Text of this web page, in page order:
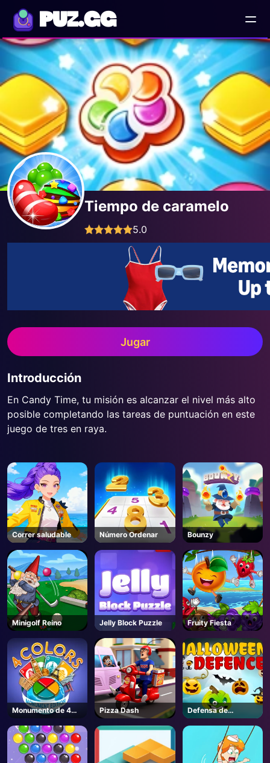
PUZ.GG
Tiempo de caramelo
5.0
Jugar
Introducción
En Candy Time, tu misión es alcanzar el nivel más alto
posible completando las tareas de puntuación en este
juego de tres en raya.
Correr saludable Número Ordenar Bounzy
Minigolf Reino Jelly Block Puzzle Fruity Fiesta
Monumento de 4
colores
Pizza Dash
Defensa de
Halloween